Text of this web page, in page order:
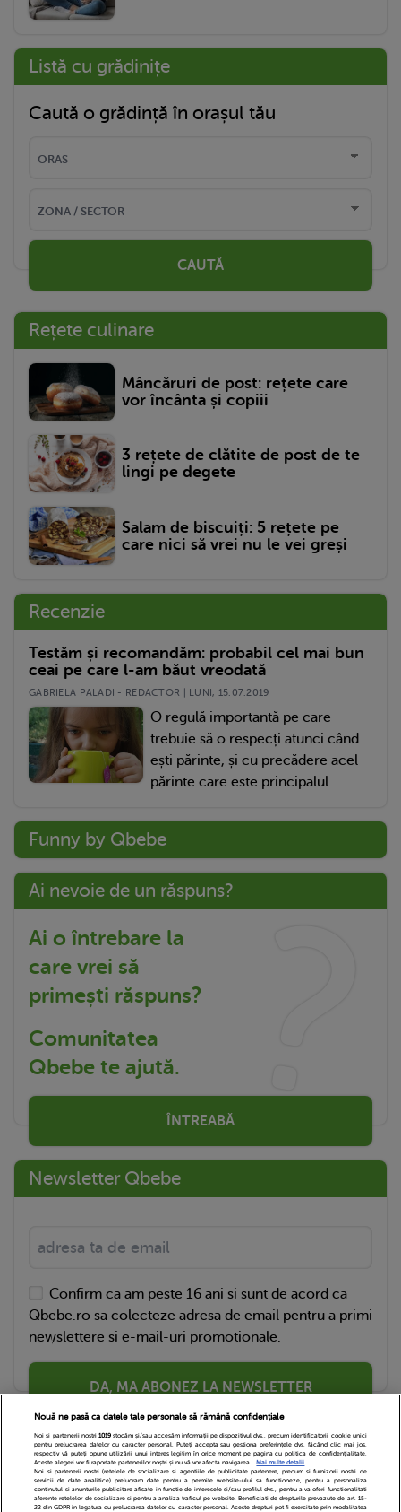
Listă cu grădinițe
Caută o grădință în orașul tău
CAUTĂ
Rețete culinare
Mâncăruri de post: rețete care
vor încânta și copiii
3 rețete de clătite de post de te
lingi pe degete
Salam de biscuiți: 5 rețete pe
care nici să vrei nu le vei greși
Recenzie
Testăm și recomandăm: probabil cel mai bun
ceai pe care l-am băut vreodată
GABRIELA PALADI - REDACTOR | LUNI, 15.07.2019
O regulă importantă pe care
trebuie să o respecți atunci când
ești părinte, și cu precădere acel
părinte care este principalul...
Funny by Qbebe
Ai nevoie de un răspuns?
Ai o întrebare la
care vrei să
primești răspuns?
Comunitatea
Qbebe te ajută.
ÎNTREABĂ
Newsletter Qbebe
Confirm ca am peste 16 ani si sunt de acord ca
Qbebe.ro sa colecteze adresa de email pentru a primi
newslettere si e-mail-uri promotionale.
DA, MA ABONEZ LA NEWSLETTER
Nouă ne pasă ca datele tale personale să rămână confidențiale
Noi și partenerii noștri 1019stocăm și/sau accesăm informații pe dispozitivul dvs., precum identificatorii cookie unici
pentru prelucrarea datelor cu caracter personal. Puteți accepta sau gestiona preferințele dvs. făcând clic mai jos,
respectiv vă puteți opune utilizării unui interes legitim în orice moment pe pagina cu politica de confidențialitate.
Aceste alegeri vor fi raportate partenerilor noștri și nu vă vor afecta navigarea.
Mai multe detalii
Noi si partenerii nostri (retelele de socializare si agentiile de publicitate partenere, precum si furnizorii nostri de
servicii de date analitice) prelucram date pentru a permite website-ului sa functioneze, pentru a personaliza
continutul si anunturile publicitare afisate in functie de interesele si/sau profilul dvs., pentru a va oferi functionalitati
aferente retelelor de socializare si pentru a analiza traficul pe website. Beneficiati de drepturile prevazute de art. 15-
22 din GDPR in legatura cu prelucrarea datelor cu caracter personal. Aceste drepturi pot fi exercitate prin modalitatea